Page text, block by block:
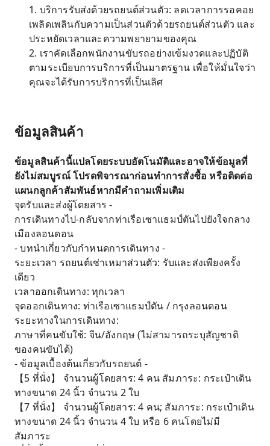
1. บริการรับส่งด้วยรถยนต์ส่วนตัว: ลดเวลาการรอคอย
เพลิดเพลินกับความเป็นส่วนตัวด้วยรถยนต์ส่วนตัว และ
ประหยัดเวลาและความพยายามของคุณ
2. เราคัดเลือกพนักงานขับรถอย่างเข้มงวดและปฏิบัติ
ตามระเบียบการบริการที่เป็นมาตรฐาน เพื่อให้มั่นใจว่า
คุณจะได้รับการบริการที่เป็นเลิศ
ข้อมูลสินค้า
ข้อมูลสินค้านี้แปลโดยระบบอัตโนมัติและอาจให้ข้อมูลที่
ยังไม่สมบูรณ์ โปรดพิจารณาก่อนทำการสั่งซื้อ หรือติดต่อ
แผนกลูกค้าสัมพันธ์หากมีคำถามเพิ่มเติม
จุดรับและส่งผู้โดยสาร -
การเดินทางไป-กลับจากท่าเรือเซาแธมป์ตันไปยังใจกลาง
เมืองลอนดอน
- บทนำเกี่ยวกับกำหนดการเดินทาง -
ระยะเวลา รถยนต์เช่าเหมาส่วนตัว: รับและส่งเพียงครั้ง
เดียว
เวลาออกเดินทาง: ทุกเวลา
จุดออกเดินทาง: ท่าเรือเซาแธมป์ตัน / กรุงลอนดอน
ระยะทางในการเดินทาง:
ภาษาที่คนขับใช้: จีน/อังกฤษ (ไม่สามารถระบุสัญชาติ
ของคนขับได้)
- ข้อมูลเบื้องต้นเกี่ยวกับรถยนต์ -
【5 ที่นั่ง】 จำนวนผู้โดยสาร: 4 คน สัมภาระ: กระเป๋าเดิน
ทางขนาด 24 นิ้ว จำนวน 2 ใบ
【7 ที่นั่ง】 จำนวนผู้โดยสาร: 4 คน; สัมภาระ: กระเป๋าเดิน
ทางขนาด 24 นิ้ว จำนวน 4 ใบ หรือ 6 คนโดยไม่มี
สัมภาระ